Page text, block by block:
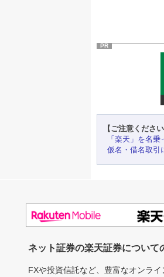
PR
【ご注意ください
「楽天」を名
仮名・借名取引
ネット証券の楽天証券について
FXや投資信託など、豊富なオンラ